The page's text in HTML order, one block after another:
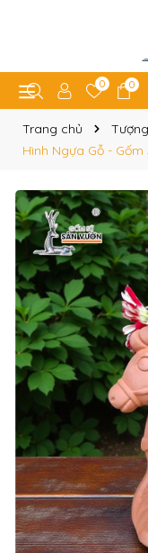
0 0
Trang chủ
Hình Ngựa Gỗ - Gốm